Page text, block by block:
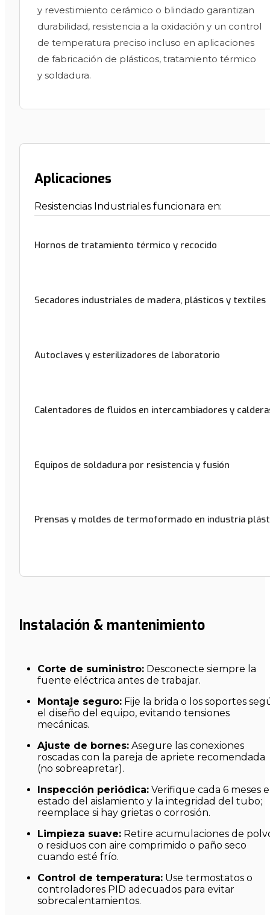
y revestimiento cerámico o blindado garantizan
durabilidad, resistencia a la oxidación y un control
de temperatura preciso incluso en aplicaciones
de fabricación de plásticos, tratamiento térmico
y soldadura.
Instalación & mantenimiento
Corte de suministro: Desconecte siempre la
fuente eléctrica antes de trabajar.
Montaje seguro: Fije la brida o los soportes
el diseño del equipo, evitando tensiones
mecánicas.
Ajuste de bornes: Asegure las conexiones
roscadas con la pareja de apriete recomendada
(no sobreapretar).
Inspección periódica: Verifique cada 6 meses
estado del aislamiento y la integridad del tubo;
reemplace si hay grietas o corrosión.
Limpieza suave: Retire acumulaciones de
o residuos con aire comprimido o paño seco
cuando esté frío.
Control de temperatura: Use termostatos o
controladores PID adecuados para evitar
sobrecalentamientos.
Aplicaciones
Resistencias Industriales funcionara en:
Hornos de tratamiento térmico y recocido
Secadores industriales de madera, plásticos y textiles
Autoclaves y esterilizadores de laboratorio
Calentadores de fluidos en intercambiadores y
Equipos de soldadura por resistencia y fusión
Prensas y moldes de termoformado en industria